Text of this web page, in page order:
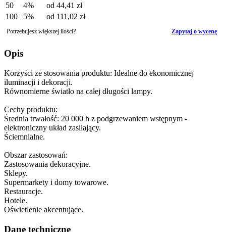
50 4% od 44,41 zł
100
5% od 111,02 zł
Potrzebujesz większej ilości? Zapytaj o wycenę
Opis
Korzyści ze stosowania produktu: Idealne do ekonomicznej
iluminacji i dekoracji.
Równomierne światło na całej długości lampy.
Cechy produktu:
Średnia trwałość: 20 000 h z podgrzewaniem wstępnym -
elektroniczny układ zasilający.
Ściemnialne.
Obszar zastosowań:
Zastosowania dekoracyjne.
Sklepy.
Supermarkety i domy towarowe.
Restauracje.
Hotele.
Oświetlenie akcentujące.
Dane techniczne